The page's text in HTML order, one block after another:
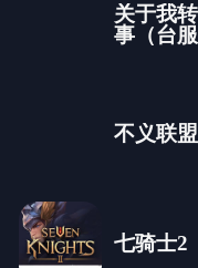
关于我
事（台
不义联
七骑士2